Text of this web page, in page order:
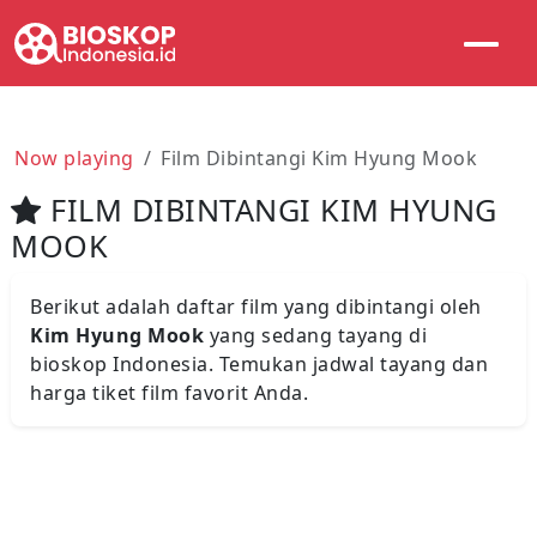
Now playing Film Dibintangi Kim Hyung Mook
FILM DIBINTANGI KIM HYUNG
MOOK
Berikut adalah daftar film yang dibintangi oleh
Kim Hyung Mook yang sedang tayang di
bioskop Indonesia. Temukan jadwal tayang dan
harga tiket film favorit Anda.